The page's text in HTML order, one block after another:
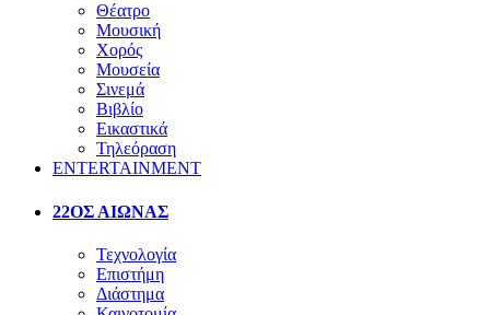
Θέατρο
Μουσική
Χορός
Μουσεία
Σινεμά
Βιβλίο
Εικαστικά
Τηλεόραση
ENTERTAINMENT
22ΟΣ ΑΙΩΝΑΣ
Τεχνολογία
Επιστήμη
Διάστημα